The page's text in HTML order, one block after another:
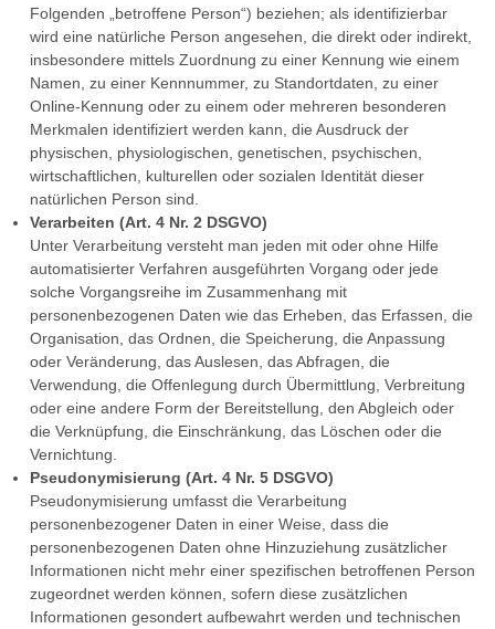
Folgenden „betroffene Person“) beziehen; als identifizierbar
wird eine natürliche Person angesehen, die direkt oder indirekt,
insbesondere mittels Zuordnung zu einer Kennung wie einem
Namen, zu einer Kennnummer, zu Standortdaten, zu einer
Online-Kennung oder zu einem oder mehreren besonderen
Merkmalen identifiziert werden kann, die Ausdruck der
physischen, physiologischen, genetischen, psychischen,
wirtschaftlichen, kulturellen oder sozialen Identität dieser
natürlichen Person sind.
Verarbeiten (Art. 4 Nr. 2 DSGVO)
Unter Verarbeitung versteht man jeden mit oder ohne Hilfe
automatisierter Verfahren ausgeführten Vorgang oder jede
solche Vorgangsreihe im Zusammenhang mit
personenbezogenen Daten wie das Erheben, das Erfassen, die
Organisation, das Ordnen, die Speicherung, die Anpassung
oder Veränderung, das Auslesen, das Abfragen, die
Verwendung, die Offenlegung durch Übermittlung, Verbreitung
oder eine andere Form der Bereitstellung, den Abgleich oder
die Verknüpfung, die Einschränkung, das Löschen oder die
Vernichtung.
Pseudonymisierung (Art. 4 Nr. 5 DSGVO)
Pseudonymisierung umfasst die Verarbeitung
personenbezogener Daten in einer Weise, dass die
personenbezogenen Daten ohne Hinzuziehung zusätzlicher
Informationen nicht mehr einer spezifischen betroffenen Person
zugeordnet werden können, sofern diese zusätzlichen
Informationen gesondert aufbewahrt werden und technischen